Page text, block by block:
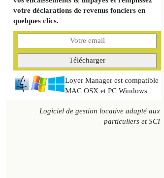
votre déclarations de revenus fonciers en
quelques clics.
Loyer Manager est compatible
MAC OSX et PC Windows
Logiciel de gestion locative adapté aux
particuliers et SCI